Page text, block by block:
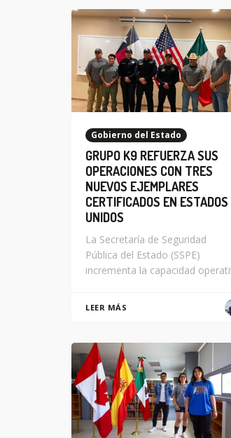
Gobierno del Estado
GRUPO K9 REFUERZA SUS
OPERACIONES CON TRES
NUEVOS EJEMPLARES
CERTIFICADOS EN ESTADOS
UNIDOS
La Secretaría de Seguridad
Pública del Estado (SSPE)
incrementa la capacidad
LEER MÁS